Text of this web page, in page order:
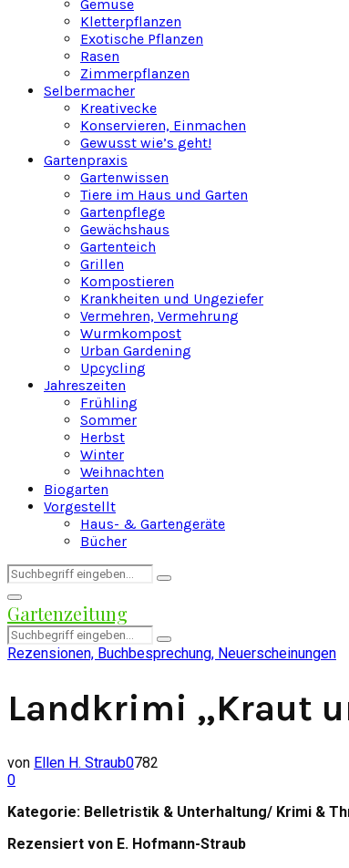
Gemüse
Kletterpflanzen
Exotische Pflanzen
Rasen
Zimmerpflanzen
Selbermacher
Kreativecke
Konservieren, Einmachen
Gewusst wie’s geht!
Gartenpraxis
Gartenwissen
Tiere im Haus und Garten
Gartenpflege
Gewächshaus
Gartenteich
Grillen
Kompostieren
Krankheiten und Ungeziefer
Vermehren, Vermehrung
Wurmkompost
Urban Gardening
Upcycling
Jahreszeiten
Frühling
Sommer
Herbst
Winter
Weihnachten
Biogarten
Vorgestellt
Haus- & Gartengeräte
Bücher
Search
for:
Search
Facebook
Twitter
Instagram
Pinterest
Youtube
Snapchat
Primary
Menu
Gartenzeitung
Search
for:
Search
Rezensionen, Buchbesprechung, Neuerscheinungen
Landkrimi „Kraut
von Ellen H. Straub0782
0
Kategorie: Belletristik & Unterhaltung/ Krimi &
Rezensiert von E. Hofmann-Straub